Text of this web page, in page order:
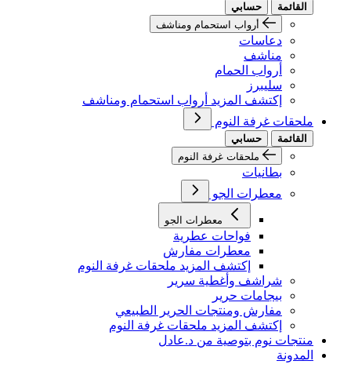
القائمة
حسابي
أرواب استحمام ومناشف
دعاسات
مناشف
أرواب الحمام
سليبرز
إكتشف المزيد أرواب استحمام ومناشف
ملحقات غرفة النوم
القائمة
حسابي
ملحقات غرفة النوم
بطانيات
معطرات الجو
معطرات الجو
فواحات عطرية
معطرات مفارش
إكتشف المزيد ملحقات غرفة النوم
شراشف وأغطية سرير
بيجامات حرير
مفارش ومنتجات الحرير الطبيعي
إكتشف المزيد ملحقات غرفة النوم
منتجات نوم بتوصية من د.عادل
المدونة